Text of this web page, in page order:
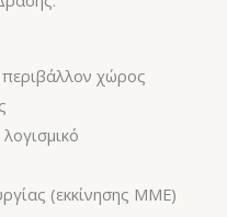
περιβάλλον χώρος
(εκκίνησης ΜΜΕ)